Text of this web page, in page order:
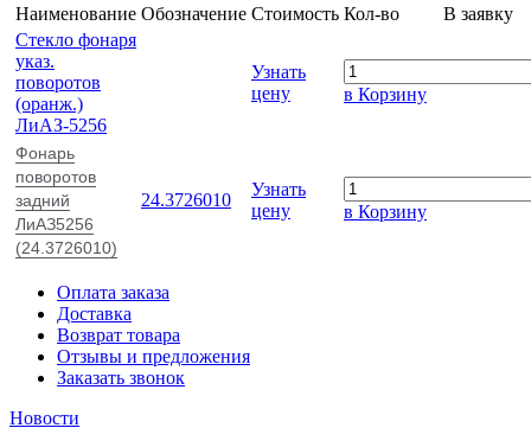
Наименование Обозначение Стоимость Кол-во
В заявку
Стекло фонаря
указ.
поворотов
(оранж.)
ЛиАЗ-5256
Узнать
цену
в Корзину
Фонарь
поворотов
задний
ЛиАЗ5256
(24.3726010)
24.3726010
Узнать
цену
в Корзину
Оплата заказа
Доставка
Возврат товара
Отзывы и предложения
Заказать звонок
Новости